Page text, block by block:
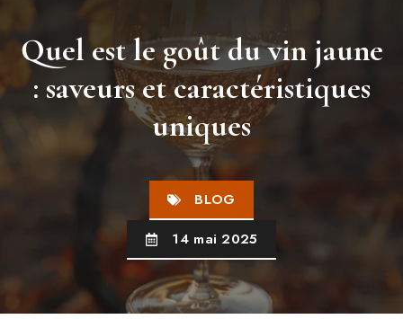
Quel est le goût du vin jaune
: saveurs et caractéristiques
uniques
BLOG
14 mai 2025